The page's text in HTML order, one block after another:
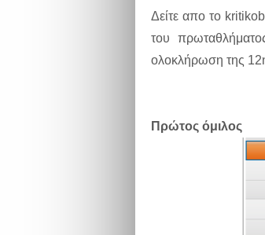
Δείτε απο το
του
ολοκλήρωση της
Πρώτος όμιλος